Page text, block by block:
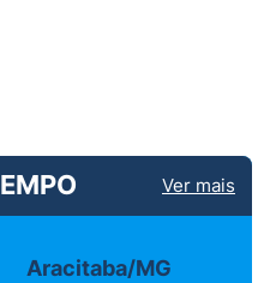
Ver mais
Aracitaba/MG